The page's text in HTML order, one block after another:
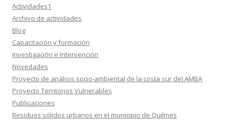
Actividades1
Archivo de actividades
Blog
Capacitación y formación
Investigación e Intervención
Novedades
Proyecto de análisis socio-ambiental de la costa sur del AMBA
Proyecto Territorios Vulnerables
Publicaciones
Residuos sólidos urbanos en el municipio de Quilmes